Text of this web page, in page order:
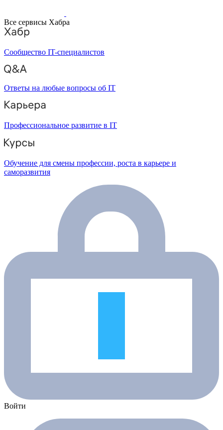
Все сервисы Хабра
Сообщество IT-специалистов
Ответы на любые вопросы об IT
Профессиональное развитие в IT
Обучение для смены профессии, роста в карьере и
саморазвития
Войти